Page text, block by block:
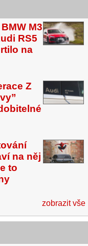
M3
RS5
na
Z
na něj
to
zobrazit vše